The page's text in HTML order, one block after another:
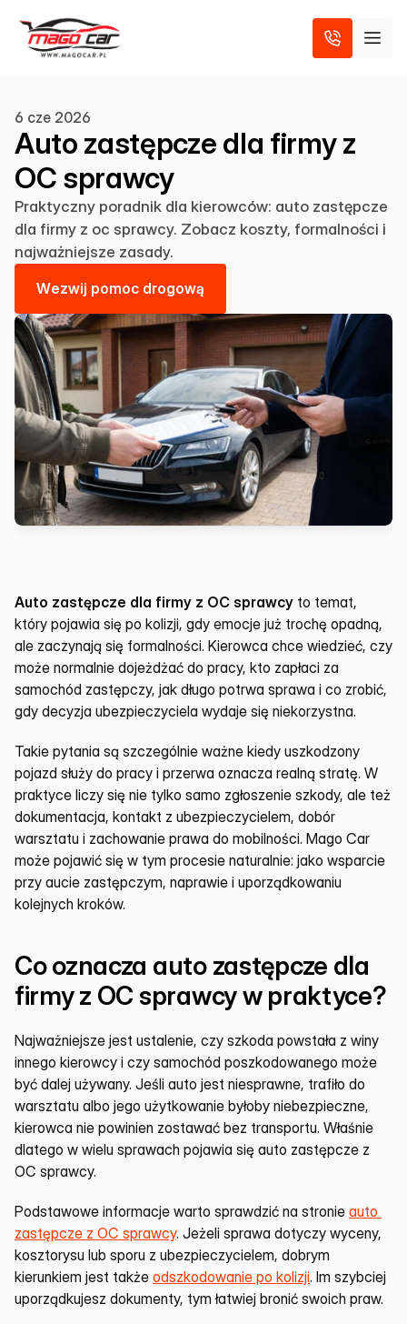
6 cze 2026
Auto zastępcze dla firmy z
OC sprawcy
Praktyczny poradnik dla kierowców: auto zastępcze
dla firmy z oc sprawcy. Zobacz koszty, formalności i
najważniejsze zasady.
Wezwij pomoc drogową
Auto zastępcze dla firmy z OC sprawcy to temat,
który pojawia się po kolizji, gdy emocje już trochę opadną,
ale zaczynają się formalności. Kierowca chce wiedzieć, czy
może normalnie dojeżdżać do pracy, kto zapłaci za
samochód zastępczy, jak długo potrwa sprawa i co zrobić,
gdy decyzja ubezpieczyciela wydaje się niekorzystna.
Takie pytania są szczególnie ważne kiedy uszkodzony
pojazd służy do pracy i przerwa oznacza realną stratę. W
praktyce liczy się nie tylko samo zgłoszenie szkody, ale też
dokumentacja, kontakt z ubezpieczycielem, dobór
warsztatu i zachowanie prawa do mobilności. Mago Car
może pojawić się w tym procesie naturalnie: jako wsparcie
przy aucie zastępczym, naprawie i uporządkowaniu
kolejnych kroków.
Co oznacza auto zastępcze dla
firmy z OC sprawcy w praktyce?
Najważniejsze jest ustalenie, czy szkoda powstała z winy
innego kierowcy i czy samochód poszkodowanego może
być dalej używany. Jeśli auto jest niesprawne, trafiło do
warsztatu albo jego użytkowanie byłoby niebezpieczne,
kierowca nie powinien zostawać bez transportu. Właśnie
dlatego w wielu sprawach pojawia się auto zastępcze z
OC sprawcy.
Podstawowe informacje warto sprawdzić na stronie auto
zastępcze z OC sprawcy. Jeżeli sprawa dotyczy wyceny,
kosztorysu lub sporu z ubezpieczycielem, dobrym
kierunkiem jest także odszkodowanie po kolizji. Im szybciej
uporządkujesz dokumenty, tym łatwiej bronić swoich praw.